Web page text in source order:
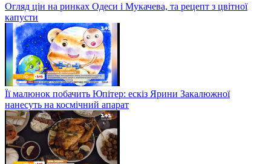
Огляд цін на ринках Одеси і Мукачева, та рецепт з цвітної
капусти
Її малюнок побачить Юпітер: ескіз Ярини Закалюжної
нанесуть на космічний апарат